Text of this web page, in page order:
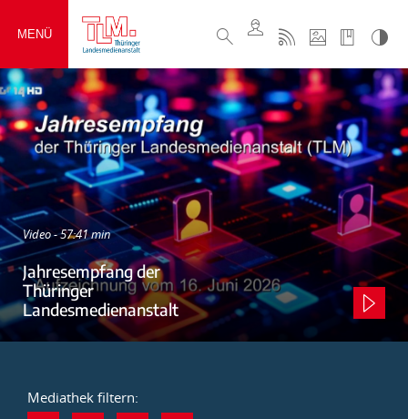
MENÜ
Video - 57:41 min
Jahresempfang der
Thüringer
Landesmedienanstalt
Mediathek filtern: